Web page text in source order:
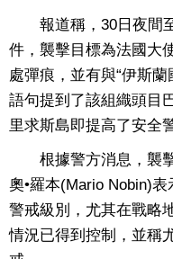
報道稱，30日夜間至
件，襲擊目標為法國大
處彈痕，並有與“伊斯
語句提到了該組織頭目
里求斯島即提高了安全
根據警方消息，襲擊
奧•羅本(Mario Nobin)
警戒級別，尤其在戰略
情況已得到控制，並稱